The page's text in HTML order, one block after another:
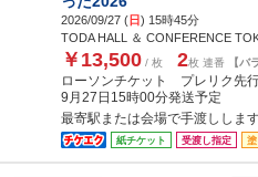
2026/09/27 (日) 15時45分
TODA HALL ＆ CONFERENCE
￥13,500 / 枚 2枚 連番 【バ
ローソンチケット プレリク先
9月27日15時00分発送予定
最寄駅または会場で手渡ししま
紙チケット 受渡し指定